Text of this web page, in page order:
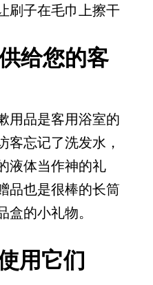
刷子在毛巾上擦干
给您的客
用品是客用浴室的
客忘记了洗发水，
液体当作神的礼
品也是很棒的长筒
的小礼物。
用它们